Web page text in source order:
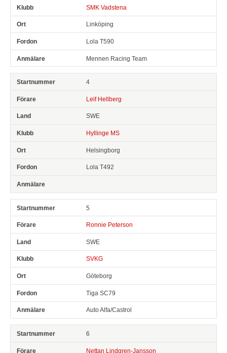
SMK Vadstena
Linköping
Lola T590
Mennen Racing Team
4
Leif Hellberg
SWE
Hyllinge MS
Helsingborg
Lola T492
5
Ronnie Peterson
SWE
SVKG
Göteborg
Tiga SC79
Auto Alfa/Castrol
6
Nettan Lindgren-Jansson